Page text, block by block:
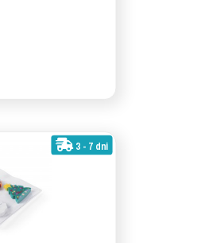
3 - 7 dni